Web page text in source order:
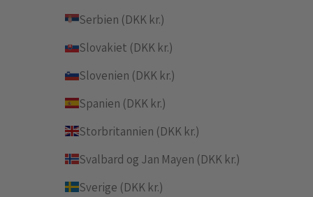
Serbien (DKK kr.)
Slovakiet (DKK kr.)
Slovenien (DKK kr.)
Spanien (DKK kr.)
Storbritannien (DKK kr.)
Svalbard og Jan Mayen (DKK kr.)
Sverige (DKK kr.)